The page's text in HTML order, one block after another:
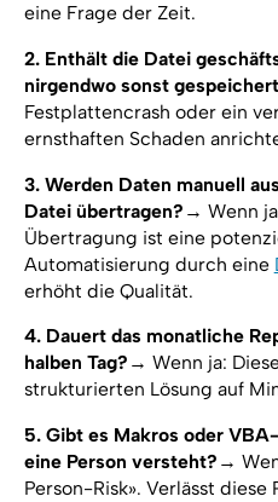
eine Frage der Zeit.
2. Enthält die Datei
nirgendwo sonst
Festplattencrash oder ein
ernsthaften Schaden
3. Werden Daten manuell
Datei übertragen? → Wenn
Übertragung ist eine
Automatisierung durch eine
erhöht die Qualität.
4. Dauert das monatliche
halben Tag? → Wenn ja:
strukturierten Lösung auf
5. Gibt es Makros oder
eine Person versteht? →
Person-Risk». Verlässt diese